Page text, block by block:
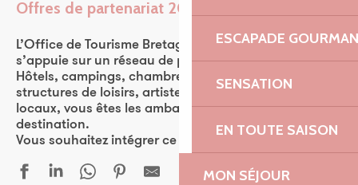
ESCAPADE
SENSATION
EN TOUTE SAISON
MON SÉJOUR
Offres de partenariat 2026
Ajouter aux
L’Office de Tourisme Bretagne Côte de Granit Rose
s’appuie sur un réseau de plus de 570 partenaires.
Hôtels, campings, chambres d’hôtes, restaurants,
structures de loisirs, artistes, ou encore producteurs
locaux, vous êtes les ambassadeurs de la
destination.
Vous souhaitez intégrer ce réseau ? Rejoignez-nous !